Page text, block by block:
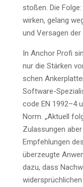
sto­ßen. Die
wir­ken, gelang
und Ver­sa­gen der
In Anchor Pro­fi
nur die Stär­ken
schen
Soft­ware-
code EN 1992–4
Norm. „Aktu­ell
Zulas­sun­gen
Emp­feh­lun­gen
über­zeug­te
dazu, dass